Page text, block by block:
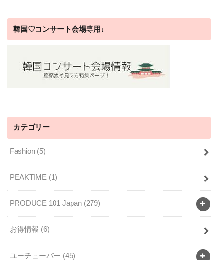
韓国♡コンサート会場専用↓
カテゴリー
Fashion (5)
PEAKTIME (1)
PRODUCE 101 Japan (279)
お得情報 (6)
ユーチューバー (45)